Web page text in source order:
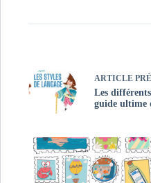
ARTICLE
Les
guide ultime